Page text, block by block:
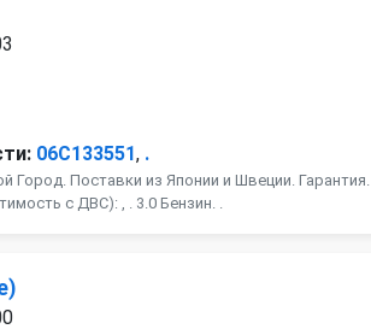
06C133551, .
Город. Поставки из Японии и Швеции. Гарантия.
с ДВС): , . 3.0 Бензин. .